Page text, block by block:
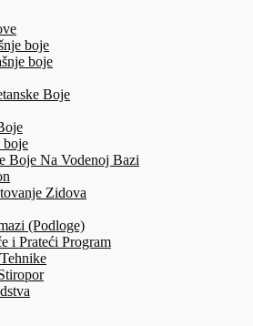
boje
boje
Boje
boje
Boje Na Vodenoj Bazi
Zidova
(Podloge)
i Prateći Program